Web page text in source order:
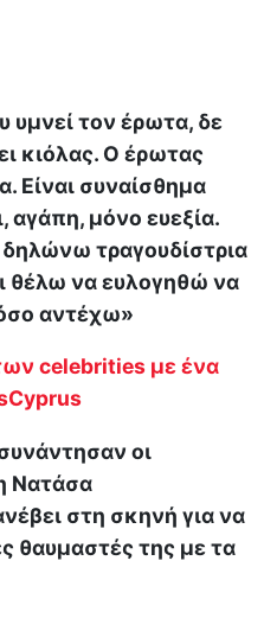
υμνεί τον έρωτα, δε
κιόλας. Ο έρωτας
Είναι συναίσθημα
αγάπη, μόνο ευεξία.
δηλώνω τραγουδίστρια
θέλω να ευλογηθώ να
αντέχω»
celebrities με ένα
οι
Νατάσα
στη σκηνή για να
θαυμαστές της με τα